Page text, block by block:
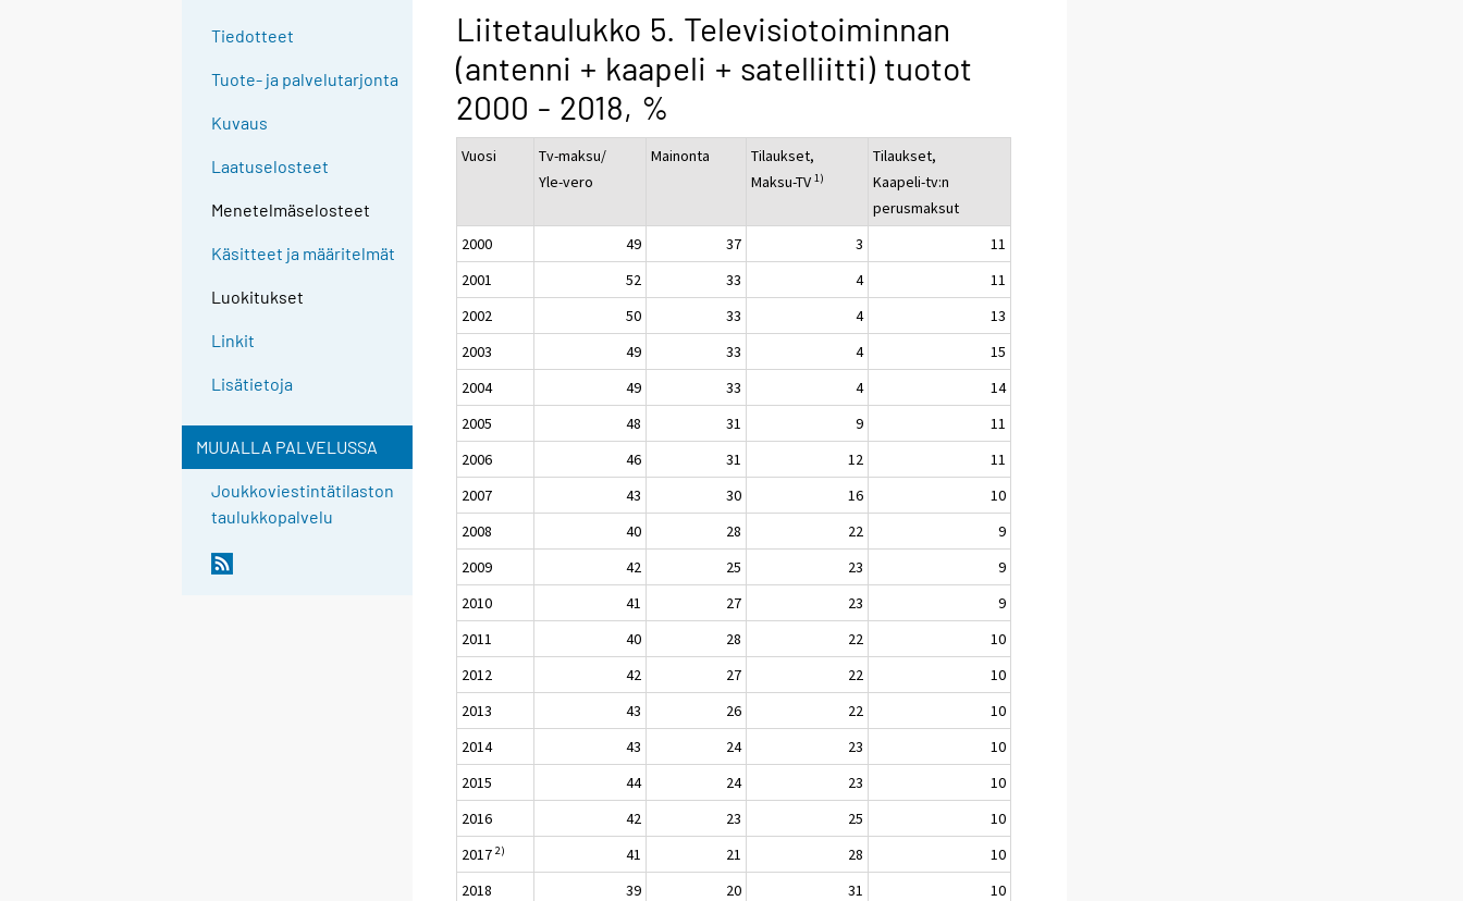
Tiedotteet
Tuote- ja palvelutarjonta
Kuvaus
Laatuselosteet
Menetelmäselosteet
Käsitteet ja määritelmät
Luokitukset
Linkit
Lisätietoja
MUUALLA PALVELUSSA
Joukkoviestintätilaston
taulukkopalvelu
Liitetaulukko 5. Televisiotoiminnan
(antenni + kaapeli + satelliitti) tuotot
2000 - 2018, %
Vuosi
Tv-maksu/
Yle-vero
Mainonta
Tilaukset,
Maksu-TV1)
Tilaukset,
Kaapeli-tv:n
perusmaksut
2000
49 37 3
11
2001
52 33 4
11
2002
50 33 4
13
2003
49 33 4
15
2004
49 33 4
14
2005
48 31 9
11
2006
46 31 12
11
2007
43 30 16
10
2008
40 28 22
9
2009
42 25 23
9
2010
41 27 23
9
2011
40 28 22
10
2012
42 27 22
10
2013
43 26 22
10
2014
43 24 23
10
2015
44 24 23
10
2016
42 23 25
10
20172) 41 21 28
10
2018
39 20 31
10